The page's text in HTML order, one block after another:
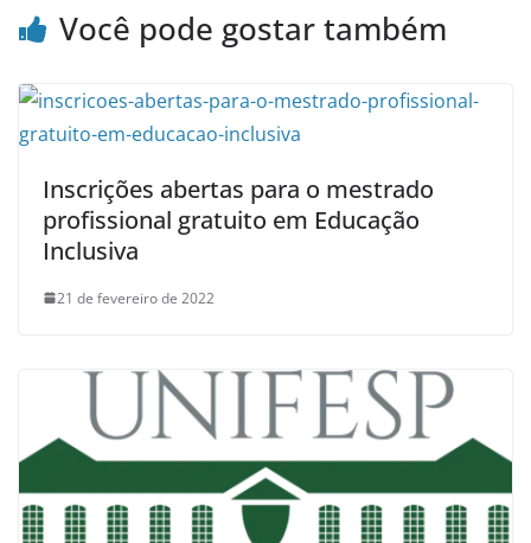
Você pode gostar também
Inscrições abertas para o mestrado
profissional gratuito em Educação
Inclusiva
21 de fevereiro de 2022